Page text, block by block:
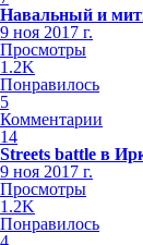
Навальный и
9 ноя 2017 г.
Просмотры
1.2K
Понравилось
5
Комментарии
14
Streets battle в
9 ноя 2017 г.
Просмотры
1.2K
Понравилось
4